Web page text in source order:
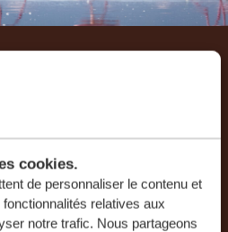
cookies.
de personnaliser le contenu et
relatives aux
notre trafic. Nous partageons
créer votre
mesure
GRATUIT, SANS